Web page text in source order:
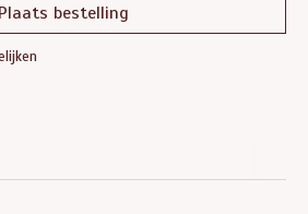
Plaats bestelling